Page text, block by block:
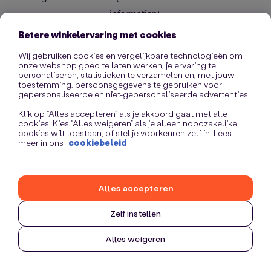
information).
Betere winkelervaring met cookies
Wij gebruiken cookies en vergelijkbare technologieën om
onze webshop goed te laten werken, je ervaring te
personaliseren, statistieken te verzamelen en, met jouw
toestemming, persoonsgegevens te gebruiken voor
gepersonaliseerde en niet-gepersonaliseerde advertenties.
Klik op “Alles accepteren” als je akkoord gaat met alle
cookies. Kies “Alles weigeren” als je alleen noodzakelijke
cookies wilt toestaan, of stel je voorkeuren zelf in. Lees
meer in ons cookiebeleid
Zelf instellen
Alles weigeren
Alles accepteren